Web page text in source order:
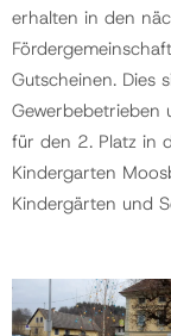
erhalten in den
Gutscheinen. Dies
Gewerbebetrieben
für den 2. Platz in
Kindergarten
Kindergärten und